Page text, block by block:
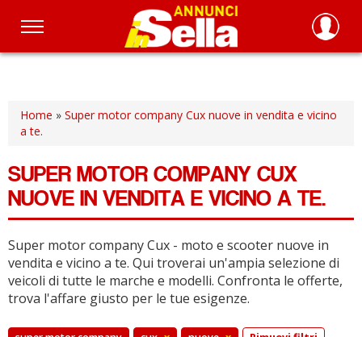
Salta
principale
Home » Super motor company Cux nuove in vendita e vicino
a te.
SUPER MOTOR COMPANY CUX
NUOVE IN VENDITA E VICINO A TE.
Super motor company Cux - moto e scooter nuove in
vendita e vicino a te. Qui troverai un'ampia selezione di
veicoli di tutte le marche e modelli. Confronta le offerte,
trova l'affare giusto per le tue esigenze.